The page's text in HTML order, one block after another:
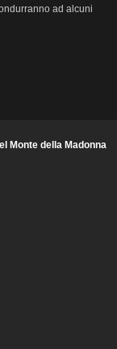
ad alcuni
Monte della Madonna